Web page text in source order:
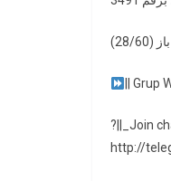
|| Grup
?||_Join
http://